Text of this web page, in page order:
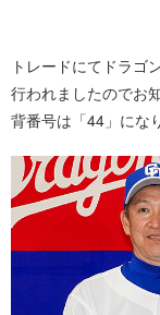
トレードにてドラゴ
行われましたのでお
背番号は「44」にな